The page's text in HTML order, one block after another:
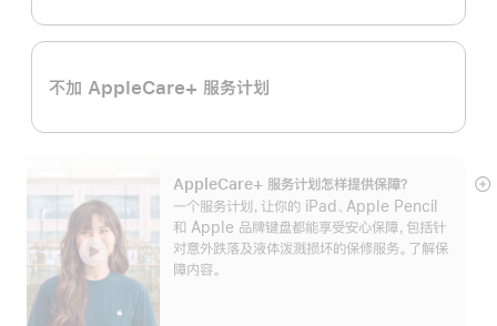
不加 AppleCare+ 服务计划
AppleCare+ 服务计划怎样提供保⁠障？
一个服务计划，让你的 iPad、Apple Pencil
和 Apple 品牌键盘都能享受安心保障，包括针
对意外跌落及液体泼溅损坏的保修服务。了解保
障内容。
展